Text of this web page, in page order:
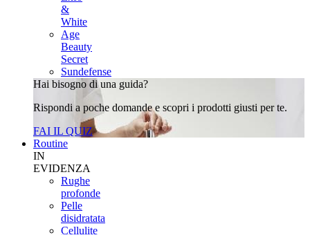
&
White
Age
Beauty
Secret
Sundefense
Hai bisogno di una guida?
Rispondi a poche domande e scopri i prodotti giusti per te.
FAI IL QUIZ
Routine
IN
EVIDENZA
Rughe
profonde
Pelle
disidratata
Cellulite